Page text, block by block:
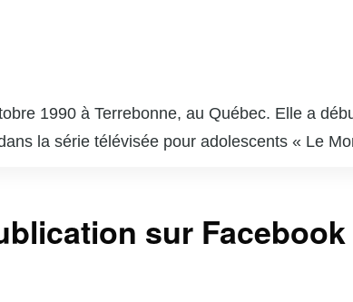
1990 à Terrebonne, au Québec. Elle a
la série télévisée pour adolescents « Le
les droits LGBTQ+ et la santé mentale. Sa
aux enjeux qui lui tiennent à cœur.
sur Facebook